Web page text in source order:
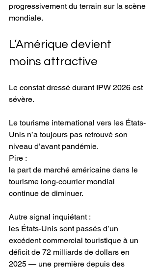
progressivement du terrain sur la scène
mondiale.
L’Amérique devient
moins attractive
Le constat dressé durant IPW 2026 est
sévère.
Le tourisme international vers les États-
Unis n’a toujours pas retrouvé son
niveau d’avant pandémie.
Pire :
la part de marché américaine dans le
tourisme long-courrier mondial
continue de diminuer.
Autre signal inquiétant :
les États-Unis sont passés d’un
excédent commercial touristique à un
déficit de 72 milliards de dollars en
2025 — une première depuis des